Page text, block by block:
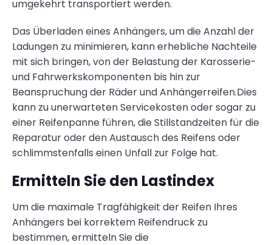
umgekehrt transportiert werden.
Das Überladen eines Anhängers, um die Anzahl der
Ladungen zu minimieren, kann erhebliche Nachteile
mit sich bringen, von der Belastung der Karosserie-
und Fahrwerkskomponenten bis hin zur
Beanspruchung der Räder und Anhängerreifen.Dies
kann zu unerwarteten Servicekosten oder sogar zu
einer Reifenpanne führen, die Stillstandzeiten für die
Reparatur oder den Austausch des Reifens oder
schlimmstenfalls einen Unfall zur Folge hat.
Ermitteln Sie den Lastindex
Um die maximale Tragfähigkeit der Reifen Ihres
Anhängers bei korrektem Reifendruck zu
bestimmen, ermitteln Sie die